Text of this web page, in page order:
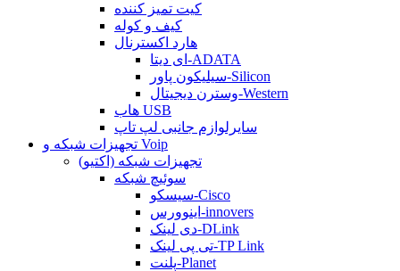
کیت تمیز کننده
کیف و کوله
هارد اکسترنال
ای دیتا-ADATA
سیلیکون پاور-Silicon
وسترن دیجیتال-Western
هاب USB
سایرلوازم جانبی لپ تاپ
تجهیزات شبکه و Voip
تجهیزات شبکه (اکتیو)
سوئیچ شبکه
سیسکو-Cisco
اینوورس-innovers
دی لینک-DLink
تی پی لینک-TP Link
پلنت-Planet